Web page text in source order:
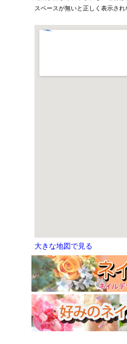
スペースが無いと正しく表示さ
大きな地図で見る